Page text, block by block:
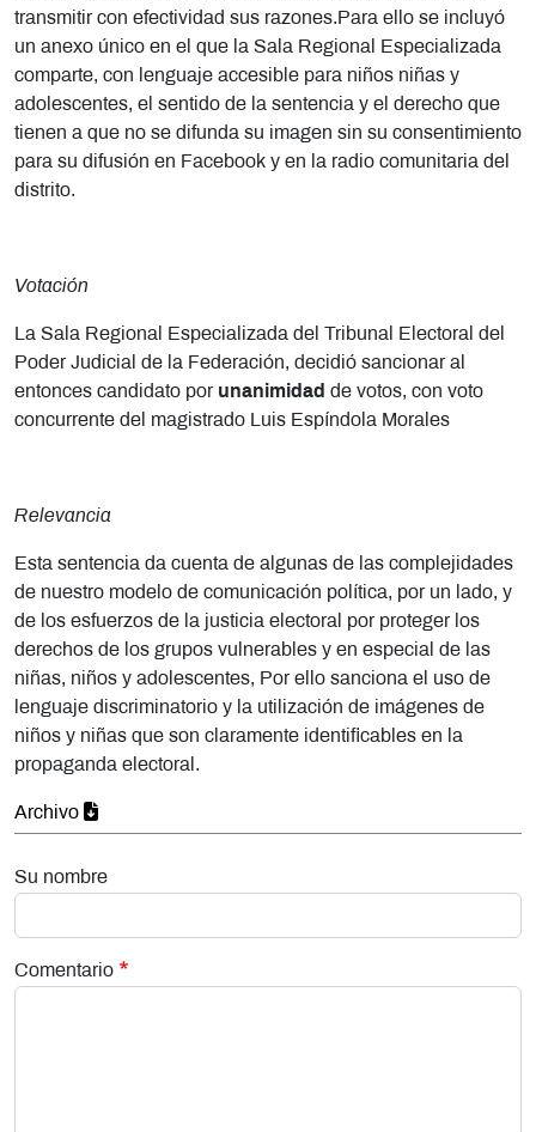
transmitir con efectividad sus razones.Para ello se incluyó
un anexo único en el que la Sala Regional Especializada
comparte, con lenguaje accesible para niños niñas y
adolescentes, el sentido de la sentencia y el derecho que
tienen a que no se difunda su imagen sin su consentimiento
para su difusión en Facebook y en la radio comunitaria del
distrito.
Votación
La Sala Regional Especializada del Tribunal Electoral del
Poder Judicial de la Federación, decidió sancionar al
entonces candidato por unanimidad de votos, con voto
concurrente del magistrado Luis Espíndola Morales
Relevancia
Esta sentencia da cuenta de algunas de las complejidades
de nuestro modelo de comunicación política, por un lado, y
de los esfuerzos de la justicia electoral por proteger los
derechos de los grupos vulnerables y en especial de las
niñas, niños y adolescentes, Por ello sanciona el uso de
lenguaje discriminatorio y la utilización de imágenes de
niños y niñas que son claramente identificables en la
propaganda electoral.
Archivo
Su nombre
Comentario